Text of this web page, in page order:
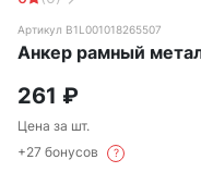
Артикул B1L001018265507
Анкер рамный
261 ₽
Цена за шт.
+27 бонусов
?